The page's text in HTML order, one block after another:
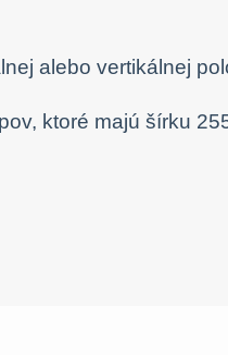
alebo vertikálnej
ktoré majú šírku